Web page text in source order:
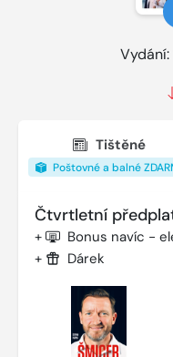
Vydání:
Tištěné
Poštovné a balné
Čtvrtletní
+ Bonus navíc -
+ Dárek